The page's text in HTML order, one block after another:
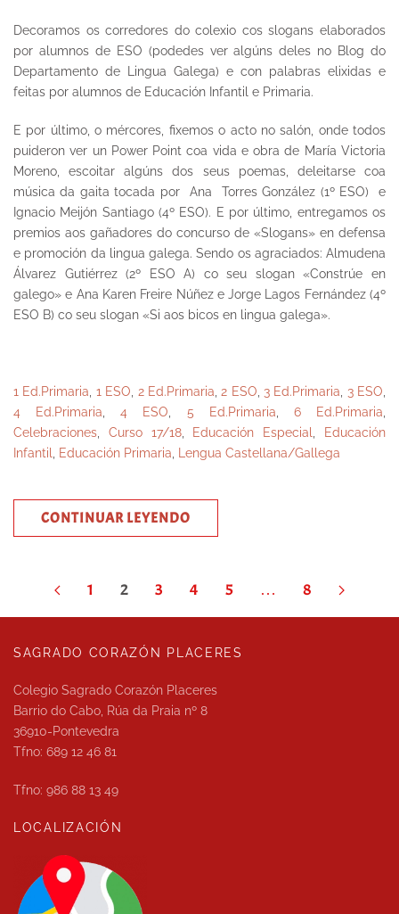
Decoramos os corredores do colexio cos slogans elaborados
por alumnos de ESO (podedes ver algúns deles no Blog do
Departamento de Lingua Galega) e con palabras elixidas e
feitas por alumnos de Educación Infantil e Primaria.
E por último, o mércores, fixemos o acto no salón, onde todos
puideron ver un Power Point coa vida e obra de María Victoria
Moreno, escoitar algúns dos seus poemas, deleitarse coa
música da gaita tocada por Ana Torres González (1º ESO) e
Ignacio Meijón Santiago (4º ESO). E por último, entregamos os
premios aos gañadores do concurso de «Slogans» en defensa
e promoción da lingua galega. Sendo os agraciados: Almudena
Álvarez Gutiérrez (2º ESO A) co seu slogan «Constrúe en
galego» e Ana Karen Freire Núñez e Jorge Lagos Fernández (4º
ESO B) co seu slogan «Si aos bicos en lingua galega».
1 Ed.Primaria 1 ESO 2 Ed.Primaria 2 ESO 3 Ed.Primaria 3 ESO
4 Ed.Primaria ,4 ESO 5 Ed.Primaria 6 Ed.Primaria
Celebraciones
Curso 17/18, Educación Especial
Educación
Infantil
Educación Primaria Lengua Castellana/Gallega
CONTINUAR LEYENDO
1 2 3 4 5 … 8
SAGRADO CORAZÓN PLACERES
Colegio Sagrado Corazón Placeres
Barrio do Cabo, Rúa da Praia nº 8
36910-Pontevedra
Tfno: 689 12 46 81
Tfno: 986 88 13 49
LOCALIZACIÓN